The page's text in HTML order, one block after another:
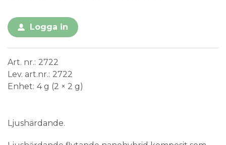
Logga in
Art. nr. 2722
Lev. art.nr. 2722
Enhet 4 g (2 × 2 g)
Ljushärdande.